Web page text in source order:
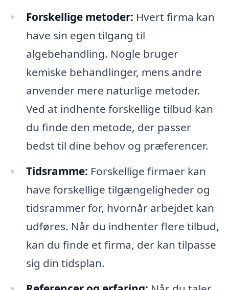
Forskellige metoder: Hvert firma kan
have sin egen tilgang til
algebehandling. Nogle bruger
kemiske behandlinger, mens andre
anvender mere naturlige metoder.
Ved at indhente forskellige tilbud kan
du finde den metode, der passer
bedst til dine behov og præferencer.
Tidsramme: Forskellige firmaer kan
have forskellige tilgængeligheder og
tidsrammer for, hvornår arbejdet kan
udføres. Når du indhenter flere tilbud,
kan du finde et firma, der kan tilpasse
sig din tidsplan.